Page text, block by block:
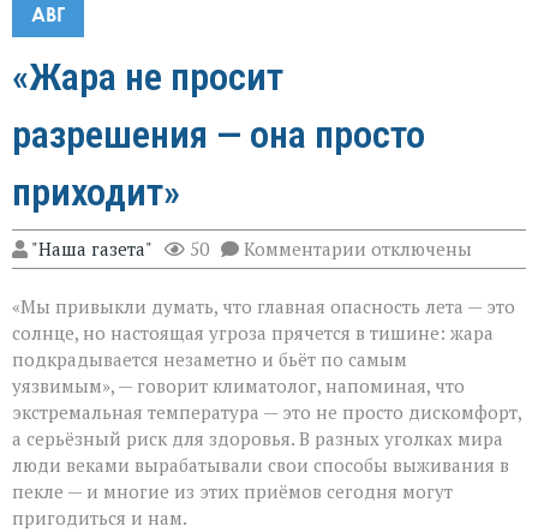
АВГ
«Жара не просит
разрешения — она просто
приходит»
"Наша газета" 50 Комментарии к
записи
не
просит
разрешения — она
просто
приходит»
отключены
«Мы привыкли думать, что главная опасность лета — это
солнце, но настоящая угроза прячется в тишине: жара
подкрадывается незаметно и бьёт по самым
уязвимым», — говорит климатолог, напоминая, что
экстремальная температура — это не просто дискомфорт,
а серьёзный риск для здоровья. В разных уголках мира
люди веками вырабатывали свои способы выживания в
пекле — и многие из этих приёмов сегодня могут
пригодиться и нам.